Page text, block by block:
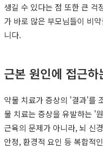
생길 수 있다는 점 또한 큰 걱
가 바로 많은 부모님들이 비
니다.
근본 원인에 접근
약물 치료가 증상의 '결과'를
물 치료는 증상을 유발하는 '
근육의 문제가 아니라, 뇌 신
안정, 환경적 요인 등 복합적